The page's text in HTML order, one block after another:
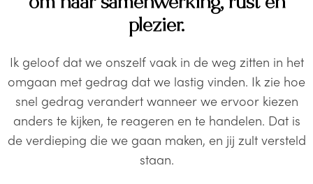
plezier.
Ik geloof dat we onszelf vaak in de weg zitten in het
omgaan met gedrag dat we lastig vinden. Ik zie hoe
snel gedrag verandert wanneer we ervoor kiezen
anders te kijken, te reageren en te handelen. Dat is
de verdieping die we gaan maken, en jij zult versteld
staan.